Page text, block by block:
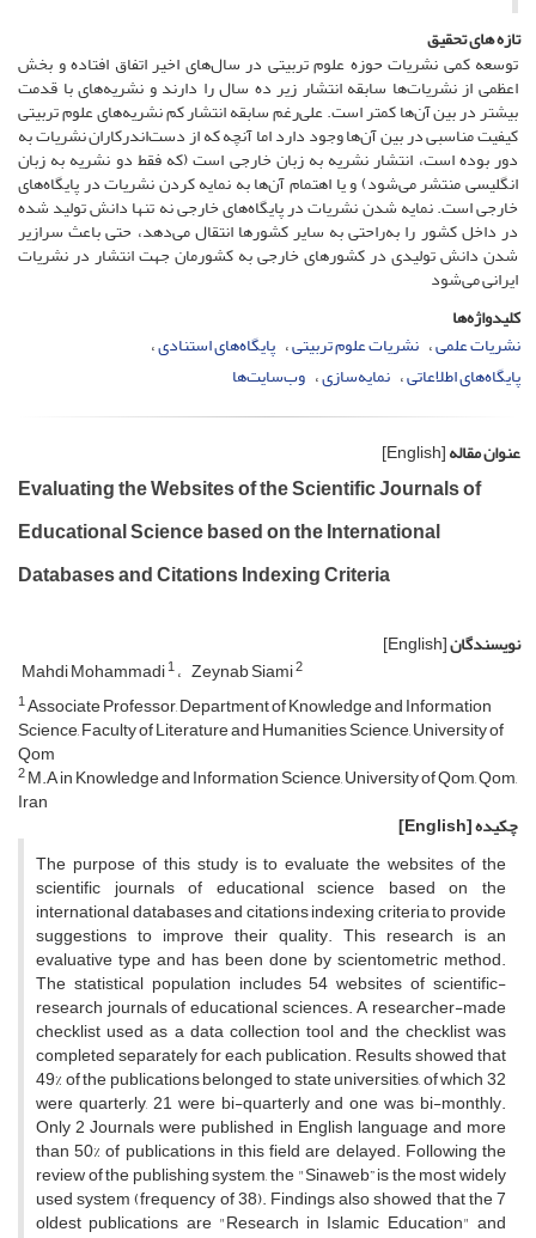
تازه های تحقیق
توسعه کمی نشریات حوزه علوم تربیتی در سال‌های اخیر اتفاق افتاده و بخش
اعظمی از نشریات‌ها سابقه انتشار زیر ده سال را دارند و نشریه‌های با قدمت
بیشتر در بین آن‌‌ها کمتر است. علی‌رغم سابقه انتشار کم نشریه‌های علوم تربیتی
کیفیت مناسبی در بین آن‌‌ها وجود دارد اما آنچه که از دست‌اندرکاران نشریات به
دور بوده است، انتشار نشریه به زبان خارجی است (که فقط دو نشریه به زبان
انگلیسی منتشر می‌شود) و یا اهتمام آن‌ها به نمایه کردن نشریات در پایگاه‌های
خارجی است. نمایه شدن نشریات در پایگاه‌های خارجی نه تنها دانش تولید شده
در داخل کشور را به‌راحتی به سایر کشورها انتقال می‌دهد، حتی باعث سرازیر
شدن دانش تولیدی در کشورهای خارجی به کشورمان جهت انتشار در نشریات
ایرانی می‌شود
کلیدواژه‌ها
نشریات علمی نشریات علوم تربیتی پایگاه‌های استنادی
پایگاه‌های اطلاعاتی نمایه‌‌سازی وب‌سایت‌ها
عنوان مقاله[English]
Evaluating the Websites of the Scientific Journals of
Educational Science based on the International
Databases and Citations Indexing Criteria
نویسندگان[English]
Mahdi Mohammadi1 Zeynab Siami2
1Associate Professor, Department of Knowledge and Information
Science, Faculty of Literature and Humanities Science, University of
Qom
2M.A in Knowledge and Information Science, University of Qom, Qom,
Iran
چکیده[English]
The purpose of this study is to evaluate the websites of the
scientific journals of educational science based on the
international databases and citations indexing criteria to provide
suggestions to improve their quality. This research is an
evaluative type and has been done by scientometric method.
The statistical population includes 54 websites of scientific-
research journals of educational sciences. A researcher-made
checklist used as a data collection tool and the checklist was
completed separately for each publication. Results showed that
49% of the publications belonged to state universities, of which 32
were quarterly, 21 were bi-quarterly and one was bi-monthly.
Only 2 Journals were published in English language and more
than 50% of publications in this field are delayed. Following the
review of the publishing system, the "Sinaweb” is the most widely
used system (frequency of 38). Findings also showed that the 7
oldest publications are "Research in Islamic Education" and